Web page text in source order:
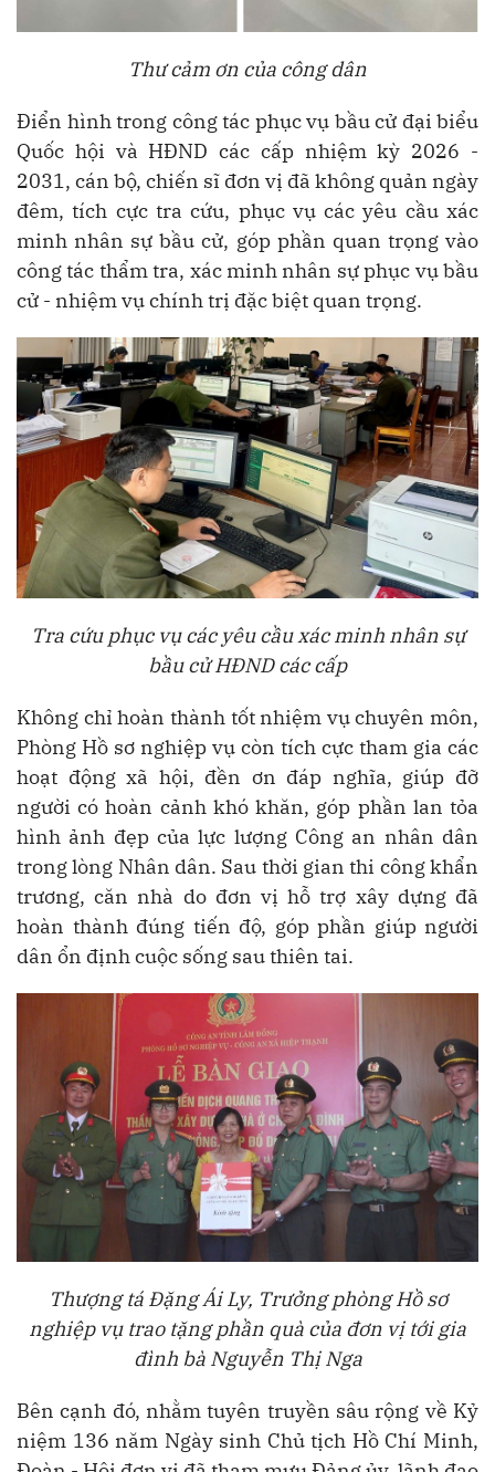
Thư cảm ơn của công dân
Điển hình trong công tác phục vụ bầu cử đại biểu
Quốc hội và HĐND các cấp nhiệm kỳ 2026 -
2031, cán bộ, chiến sĩ đơn vị đã không quản ngày
đêm, tích cực tra cứu, phục vụ các yêu cầu xác
minh nhân sự bầu cử, góp phần quan trọng vào
công tác thẩm tra, xác minh nhân sự phục vụ bầu
cử - nhiệm vụ chính trị đặc biệt quan trọng.
Tra cứu phục vụ các yêu cầu xác minh nhân sự
bầu cử HĐND các cấp
Không chỉ hoàn thành tốt nhiệm vụ chuyên môn,
Phòng Hồ sơ nghiệp vụ còn tích cực tham gia các
hoạt động xã hội, đền ơn đáp nghĩa, giúp đỡ
người có hoàn cảnh khó khăn, góp phần lan tỏa
hình ảnh đẹp của lực lượng Công an nhân dân
trong lòng Nhân dân. Sau thời gian thi công khẩn
trương, căn nhà do đơn vị hỗ trợ xây dựng đã
hoàn thành đúng tiến độ, góp phần giúp người
dân ổn định cuộc sống sau thiên tai.
Thượng tá Đặng Ái Ly, Trưởng phòng Hồ sơ
nghiệp vụ trao tặng phần quà của đơn vị tới gia
đình bà Nguyễn Thị Nga
Bên cạnh đó, nhằm tuyên truyền sâu rộng về Kỷ
niệm 136 năm Ngày sinh Chủ tịch Hồ Chí Minh,